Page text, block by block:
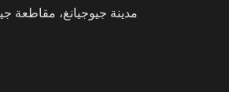
مدينة جيوجيانغ، مقاطعة